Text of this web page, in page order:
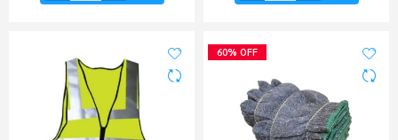
60% OFF